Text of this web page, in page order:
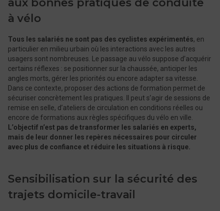
aux bonnes pratiques de conduite
à vélo
Tous les salariés ne sont pas des cyclistes expérimentés, en
particulier en milieu urbain où les interactions avec les autres
usagers sont nombreuses. Le passage au vélo suppose d’acquérir
certains réflexes : se positionner sur la chaussée, anticiper les
angles morts, gérer les priorités ou encore adapter sa vitesse.
Dans ce contexte, proposer des actions de formation permet de
sécuriser concrètement les pratiques. Il peut s’agir de sessions de
remise en selle, d’ateliers de circulation en conditions réelles ou
encore de formations aux règles spécifiques du vélo en ville.
L’objectif n’est pas de transformer les salariés en experts,
mais de leur donner les repères nécessaires pour circuler
avec plus de confiance et réduire les situations à risque.
Sensibilisation sur la sécurité des
trajets domicile-travail